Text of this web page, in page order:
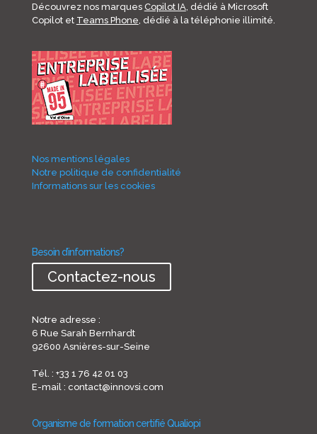
Découvrez nos marques Copilot IA, dédié à Microsoft
Copilot et Teams Phone, dédié à la téléphonie illimité.
Nos mentions légales
Notre politique de confidentialité
Informations sur les cookies
Besoin d’informations?
Contactez-nous
Notre adresse :
6 Rue Sarah Bernhardt
92600 Asnières-sur-Seine
Tél. : +33 1 76 42 01 03
E-mail : contact@innovsi.com
Organisme de formation certifié Qualiopi